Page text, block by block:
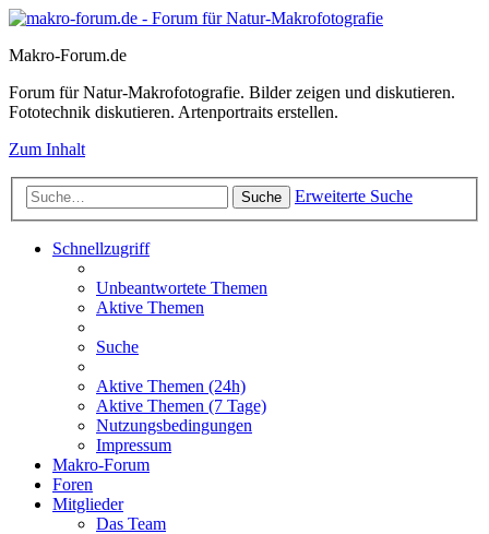
Makro-Forum.de
Forum für Natur-Makrofotografie. Bilder zeigen und diskutieren.
Fototechnik diskutieren. Artenportraits erstellen.
Zum Inhalt
Suche Erweiterte Suche
Schnellzugriff
Unbeantwortete Themen
Aktive Themen
Suche
Aktive Themen (24h)
Aktive Themen (7 Tage)
Nutzungsbedingungen
Impressum
Makro-Forum
Foren
Mitglieder
Das Team